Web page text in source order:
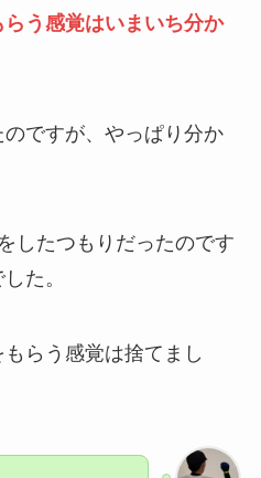
う感覚はいまいち分か
ですが、やっぱり分か
したつもりだったのです
た。
らう感覚は捨てまし